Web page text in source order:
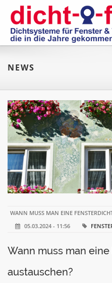
NEWS
WANN MUSS MAN EINE
05.03.2024 - 11:56
Wann muss man
austauschen?